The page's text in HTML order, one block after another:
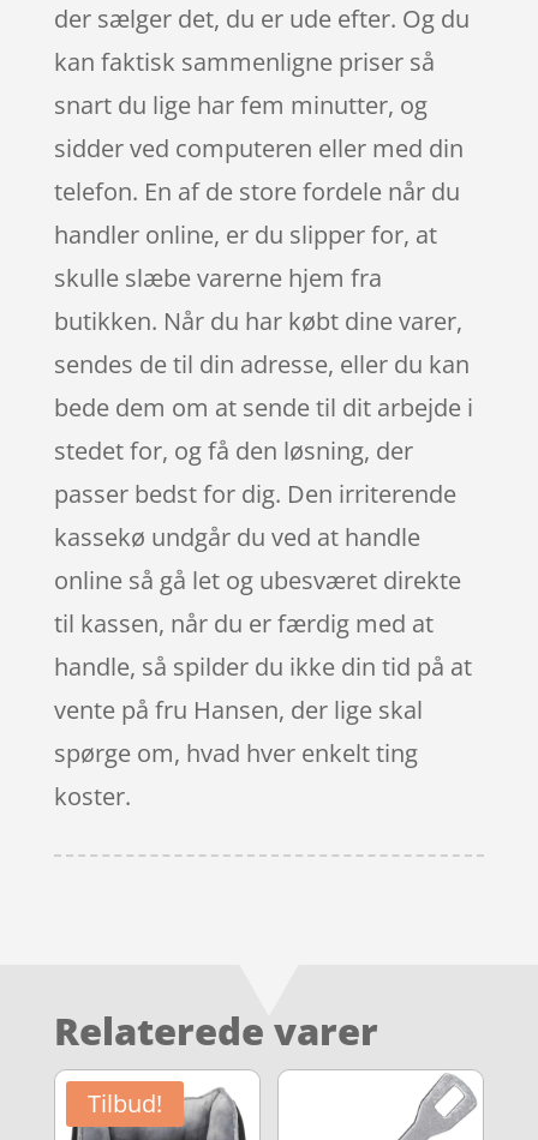
der sælger det, du er ude efter. Og du
kan faktisk sammenligne priser så
snart du lige har fem minutter, og
sidder ved computeren eller med din
telefon. En af de store fordele når du
handler online, er du slipper for, at
skulle slæbe varerne hjem fra
butikken. Når du har købt dine varer,
sendes de til din adresse, eller du kan
bede dem om at sende til dit arbejde i
stedet for, og få den løsning, der
passer bedst for dig. Den irriterende
kassekø undgår du ved at handle
online så gå let og ubesværet direkte
til kassen, når du er færdig med at
handle, så spilder du ikke din tid på at
vente på fru Hansen, der lige skal
spørge om, hvad hver enkelt ting
koster.
Relaterede varer
Tilbud!